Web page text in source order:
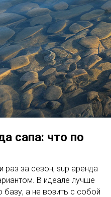
сапа: что по
раз за сезон, sup аренда
В идеале лучше
базу, а не возить с собой